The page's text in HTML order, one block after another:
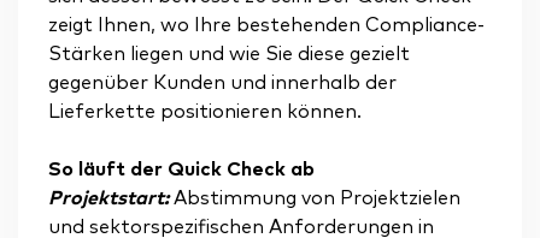
zeigt Ihnen, wo Ihre bestehenden Compliance-
Stärken liegen und wie Sie diese gezielt
gegenüber Kunden und innerhalb der
Lieferkette positionieren können.
So läuft der Quick Check ab
Projektstart:Abstimmung von Projektzielen
und sektorspezifischen Anforderungen in